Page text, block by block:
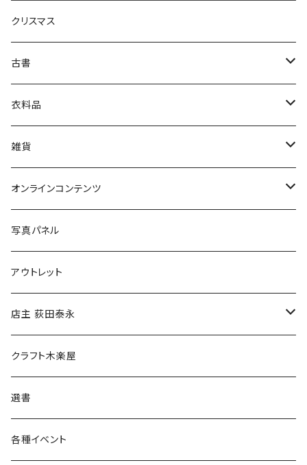
芸術・絵画・写真
絵本・児童書
娯楽・エンターテインメント
クリスマス
古書
古書セット
美術
衣料品
POLEWARDS
Tシャツ
雑貨
バッグ
ブックカバー
マグカップ
傘
食料品
その他
オンラインコンテンツ
冒険クロストーク
写真パネル
アウトレット
店主 荻田泰永
書籍
ウェア
クラフト木楽屋
選書
各種イベント